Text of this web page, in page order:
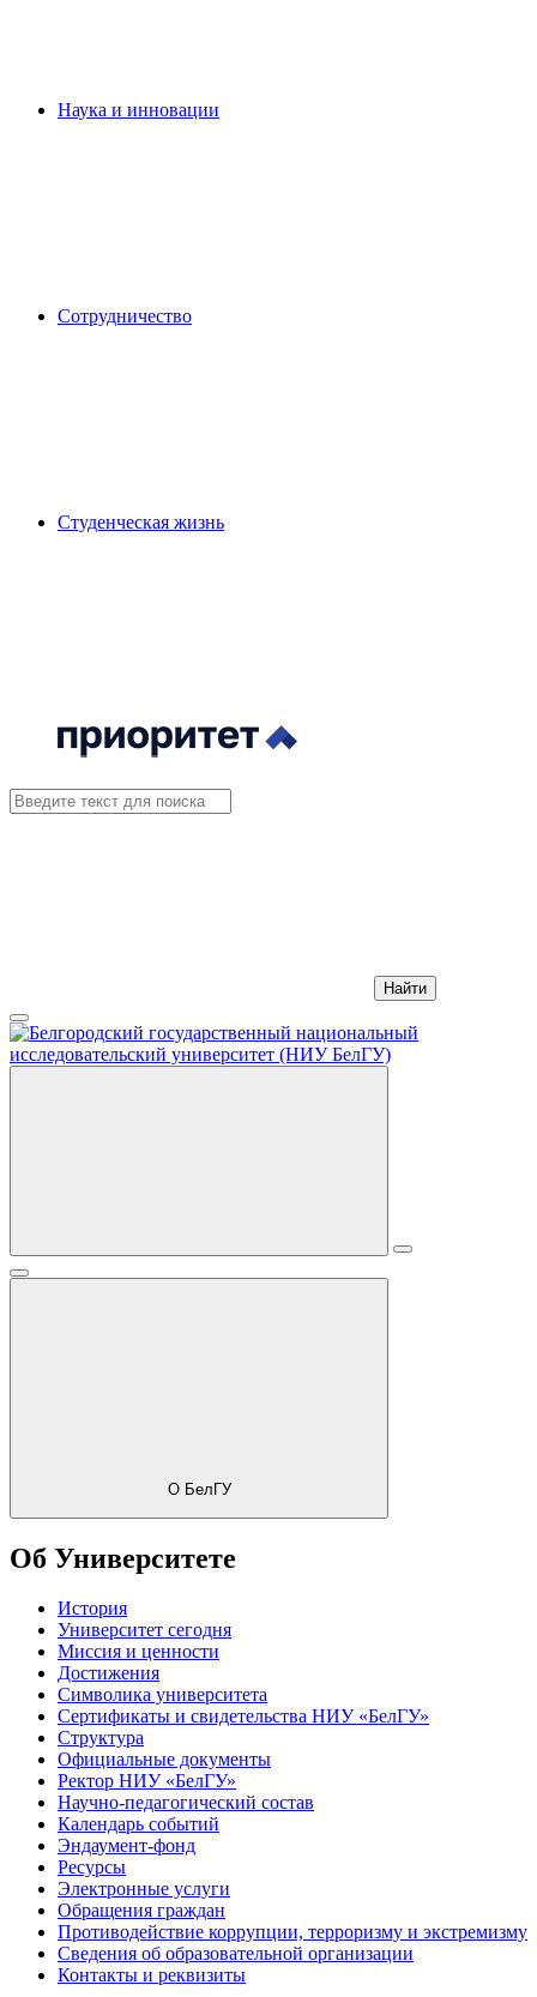
Наука и инновации
Сотрудничество
Студенческая жизнь
Найти
О БелГУ
Об Университете
История
Университет сегодня
Миссия и ценности
Достижения
Символика университета
Сертификаты и свидетельства НИУ «БелГУ»
Структура
Официальные документы
Ректор НИУ «БелГУ»
Научно-педагогический состав
Календарь событий
Эндаумент-фонд
Ресурсы
Электронные услуги
Обращения граждан
Противодействие коррупции, терроризму и экстремизму
Сведения об образовательной организации
Контакты и реквизиты